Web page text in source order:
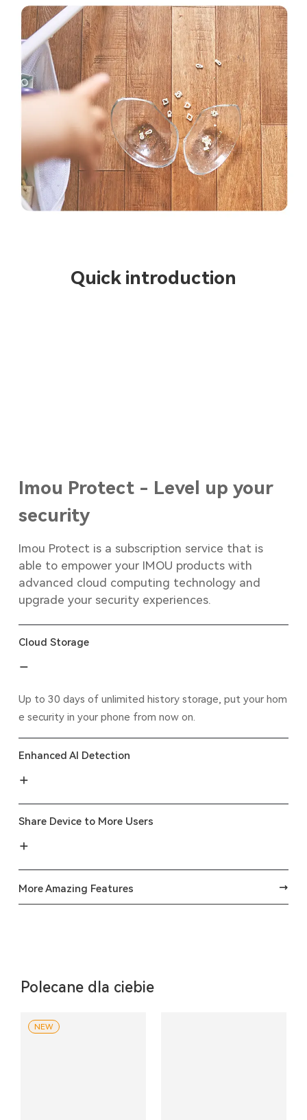
Quick introduction
Imou Protect - Level up your
security
Imou Protect is a subscription service that is
able to empower your IMOU products with
advanced cloud computing technology and
upgrade your security experiences.
Cloud Storage
Up to 30 days of unlimited history storage, put your hom
e security in your phone from now on.
Enhanced AI Detection
Share Device to More Users
More Amazing Features
Polecane dla ciebie
NEW